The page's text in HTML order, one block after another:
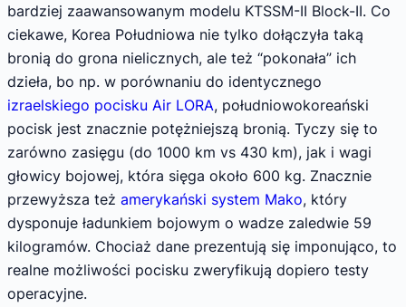
bardziej zaawansowanym modelu KTSSM-II Block-II. Co
ciekawe, Korea Południowa nie tylko dołączyła taką
bronią do grona nielicznych, ale też “pokonała” ich
dzieła, bo np. w porównaniu do identycznego
izraelskiego pocisku Air LORA, południowokoreański
pocisk jest znacznie potężniejszą bronią. Tyczy się to
zarówno zasięgu (do 1000 km vs 430 km), jak i wagi
głowicy bojowej, która sięga około 600 kg. Znacznie
przewyższa też amerykański system Mako, który
dysponuje ładunkiem bojowym o wadze zaledwie 59
kilogramów. Chociaż dane prezentują się imponująco, to
realne możliwości pocisku zweryfikują dopiero testy
operacyjne.